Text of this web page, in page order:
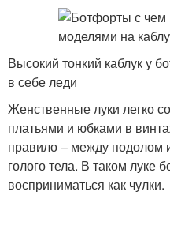
Высокий тонкий каблук у
в себе леди
Женственные луки легко
платьями и юбками в
правило – между подолом
голого тела. В таком луке
восприниматься как чулки.